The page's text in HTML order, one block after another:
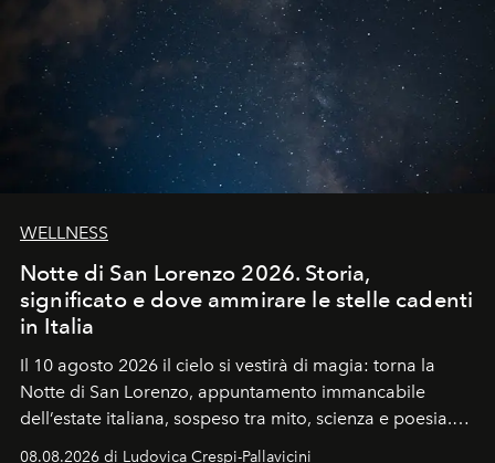
WELLNESS
Notte di San Lorenzo 2026. Storia,
significato e dove ammirare le stelle cadenti
in Italia
Il 10 agosto 2026 il cielo si vestirà di magia: torna la
Notte di San Lorenzo, appuntamento immancabile
dell’estate italiana, sospeso tra mito, scienza e poesia.
Sarà il momento in cui gli occhi si alzano verso la volta
08.08.2026 di Ludovica Crespi-Pallavicini